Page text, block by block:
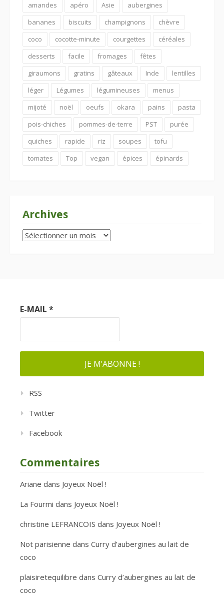
amandes apéro Asie
aubergines
bananes
biscuits champignons
chèvre
coco
cocotte-minute courgettes
céréales
desserts
facile fromages
fêtes
giraumons
gratins gâteaux Inde
lentilles
léger
Légumes légumineuses
menus
mijoté
noël oeufs okara pains
pasta
pois-chiches
pommes-de-terre PST
purée
quiches
rapide riz soupes
tofu
tomates
Top vegan épices épinards
Archives
Archives
E-MAIL *
RSS
Twitter
Facebook
Commentaires
Ariane dans Joyeux Noël !
La Fourmi dans Joyeux Noël !
christine LEFRANCOIS dans Joyeux Noël !
Not parisienne dans Curry d’aubergines au lait de
coco
plaisiretequilibre dans Curry d’aubergines au lait de
coco